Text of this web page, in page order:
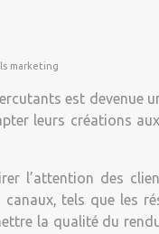
marketing
est devenue
leurs créations
l’attention des
tels que les
la qualité du